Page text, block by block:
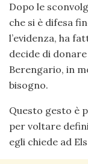
Dopo le
che si è difesa
l’evidenza, ha
decide di
Berengario, in
bisogno.
Questo gesto è
per voltare
egli chiede ad